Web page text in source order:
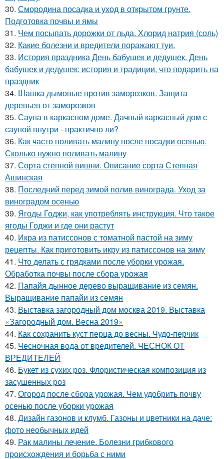
30. Смородина посадка и уход в открытом грунте.
Подготовка почвы и ямы
31. Чем посыпать дорожки от льда. Хлорид натрия (соль)
32. Какие болезни и вредители поражают туи.
33. История праздника День бабушек и дедушек. День
бабушек и дедушек: история и традиции, что подарить на
праздник
34. Шашка дымовые против заморозков. Защита
деревьев от заморозков
35. Сауна в каркасном доме. Дачный каркасный дом с
сауной внутри - практично ли?
36. Как часто поливать малину после посадки осенью.
Сколько нужно поливать малину
37. Сорта степной вишни. Описание сорта Степная
Ашинская
38. Последний перед зимой полив винограда. Уход за
виноградом осенью
39. Ягоды Годжи, как употреблять инструкция. Что такое
ягоды Годжи и где они растут
40. Икра из патиссонов с томатной пастой на зиму
рецепты. Как приготовить икру из патиссонов на зиму
41. Что делать с грядками после уборки урожая.
Обработка почвы после сбора урожая
42. Папайя дынное дерево выращивание из семян.
Выращивание папайи из семян
43. Выставка загородный дом москва 2019. Выставка
«Загородный дом. Весна 2019»
44. Как сохранить куст перца до весны. Чудо-перчик
45. Чесночная вода от вредителей. ЧЕСНОК ОТ
ВРЕДИТЕЛЕЙ
46. Букет из сухих роз. Флористическая композиция из
засушенных роз
47. Огород после сбора урожая. Чем удобрить почву
осенью после уборки урожая
48. Дизайн газонов и клумб. Газоны и цветники на даче:
фото необычных идей
49. Рак малины лечение. Болезни грибкового
происхождения и борьба с ними